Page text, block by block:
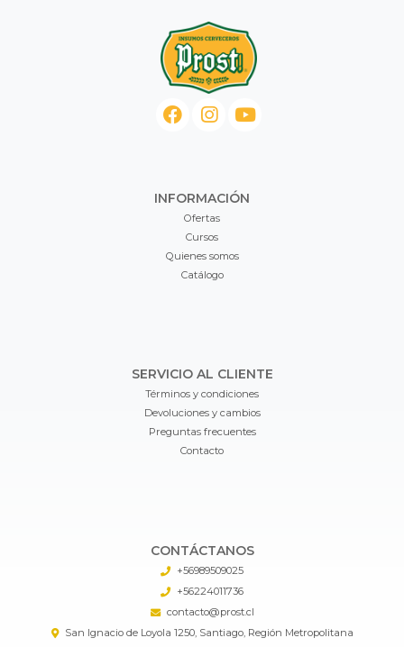
INFORMACIÓN
Ofertas
Cursos
Quienes somos
Catálogo
SERVICIO AL CLIENTE
Términos y condiciones
Devoluciones y cambios
Preguntas frecuentes
Contacto
CONTÁCTANOS
+56989509025
+56224011736
contacto@prost.cl
San Ignacio de Loyola 1250, Santiago, Región Metropolitana